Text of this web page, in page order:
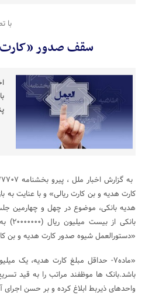
با
سقف صدور «کارت هدیه» به ۵۰
کارت هدیه و بن کارت ریالی» و با عنایت
هدیه بانکی، موضوع در چهل و چهارمین
«دستورالعمل شیوه صدور کارت هدیه و بن
واحدهای ذیربط ابلاغ کرده و بر حسن